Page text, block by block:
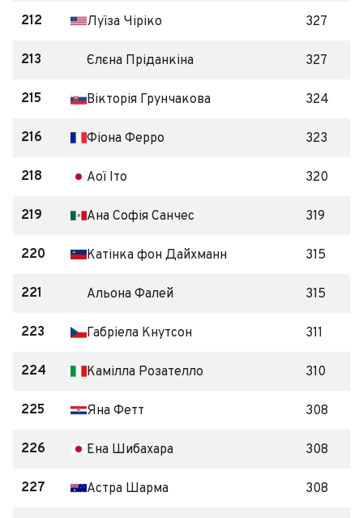
212 Луїза Чіріко 327
213 Єлєна Пріданкіна 327
215 Вікторія Грунчакова 324
216 Фіона Ферро 323
218 Аої Іто 320
219 Ана Софія Санчес 319
220 Катінка фон Дайхманн 315
221 Альона Фалей 315
223 Габріела Кнутсон 311
224 Камілла Розателло 310
225 Яна Фетт 308
226 Ена Шибахара 308
227 Астра Шарма 308